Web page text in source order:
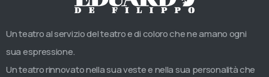
Un teatro al servizio del teatro e di coloro che ne amano ogni
sua espressione.
Un teatro rinnovato nella sua veste e nella sua personalità che